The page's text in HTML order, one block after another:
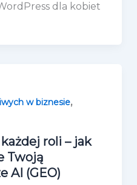
dla kobiet
w biznesie,
roli – jak
Twoją
AI (GEO)